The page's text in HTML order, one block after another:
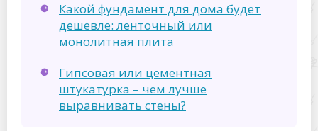
Какой фундамент для дома будет
дешевле: ленточный или
монолитная плита
Гипсовая или цементная
штукатурка – чем лучше
выравнивать стены?